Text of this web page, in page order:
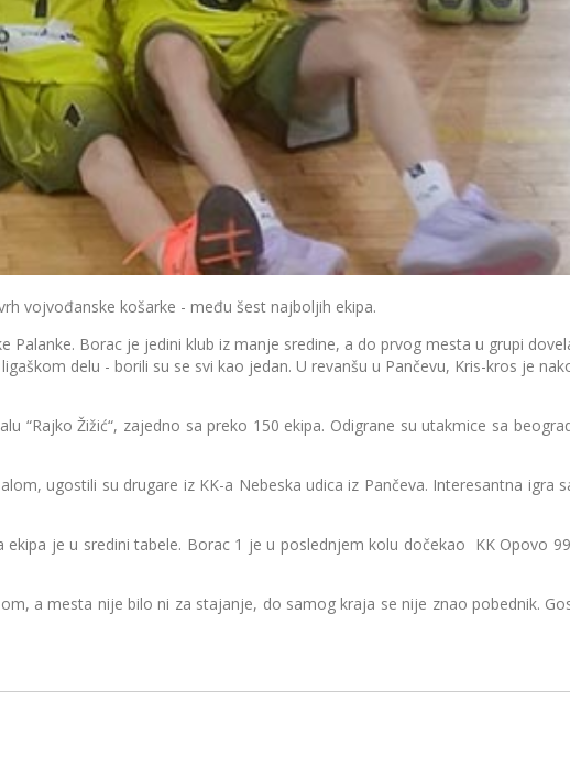
vojvođanske košarke - među šest najboljih ekipa.
Borac je jedini klub iz manje sredine, a do prvog mesta u grupi
delu - borili su se svi kao jedan. U revanšu u Pančevu, Kris-kros je
Žižić“, zajedno sa preko 150 ekipa. Odigrane su utakmice sa
su drugare iz KK-a Nebeska udica iz Pančeva. Interesantna igra
je u sredini tabele. Borac 1 je u poslednjem kolu dočekao KK Opovo
mesta nije bilo ni za stajanje, do samog kraja se nije znao pobednik.